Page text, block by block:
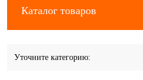
Каталог товаров
Уточните категорию: